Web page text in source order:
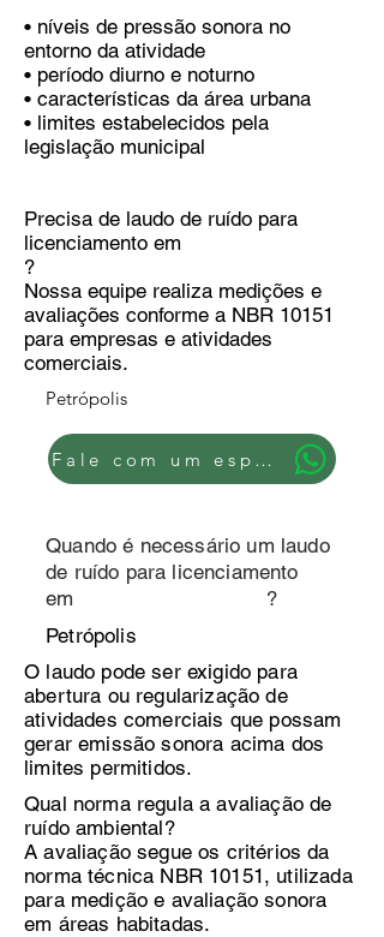
• níveis de pressão sonora no
entorno da atividade
• período diurno e noturno
• características da área urbana
• limites estabelecidos pela
legislação municipal
Precisa de laudo de ruído para
licenciamento em
?
Nossa equipe realiza medições e
avaliações conforme a NBR 10151
para empresas e atividades
comerciais.
Petrópolis
Fale com um especialista
Quando é necessário um laudo
de ruído para licenciamento
em ?
Petrópolis
O laudo pode ser exigido para
abertura ou regularização de
atividades comerciais que possam
gerar emissão sonora acima dos
limites permitidos.
Qual norma regula a avaliação de
ruído ambiental?
A avaliação segue os critérios da
norma técnica NBR 10151, utilizada
para medição e avaliação sonora
em áreas habitadas.